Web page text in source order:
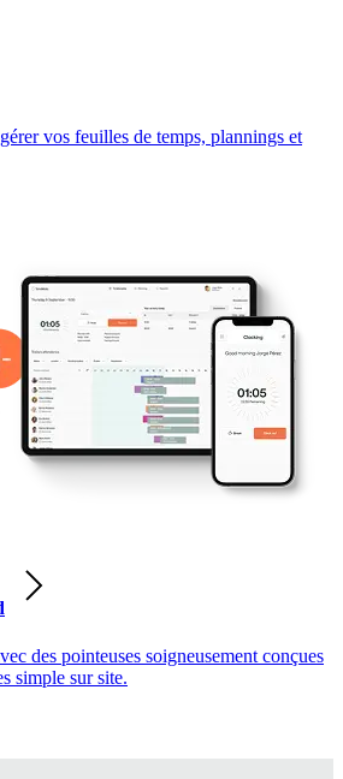
vos feuilles de temps, plannings et
des pointeuses soigneusement conçues
simple sur site.